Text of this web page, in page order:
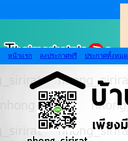
หน้าแรก ลงประกาศฟรี ประกาศทั้งหมด